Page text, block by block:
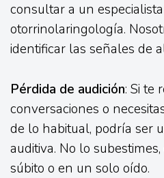
consultar a un
otorrinolaringología.
identificar las señales de
Pérdida de audición: Si te
conversaciones o
de lo habitual, podría ser
auditiva. No lo
súbito o en un solo oído.